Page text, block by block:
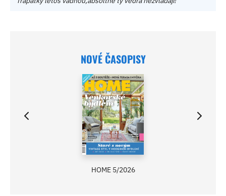
NOVÉ ČASOPISY
HOME 5/2026